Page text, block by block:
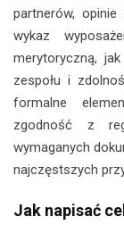
partnerów,
wykaz
merytoryczną,
zespołu i
formalne
zgodność z
wymaganych
najczęstszych
Jak napisać